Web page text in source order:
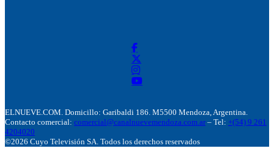
ELNUEVE.COM. Domicillo: Garibaldi 186. M5500 Mendoza, Argentina.
Contacto comercial: comercial@canalnuevemendoza.com.ar – Tel: +(54) 9 261
4204020
©2026 Cuyo Televisión SA. Todos los derechos reservados